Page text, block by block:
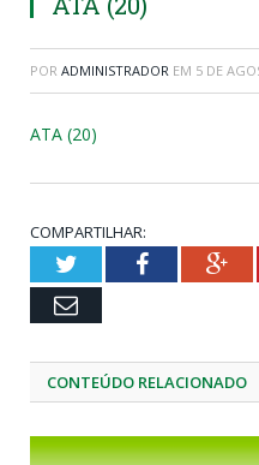
POR ADMINISTRADOR EM 5 DE
ATA (20)
COMPARTILHAR:
TwitterFacebook
Email
CONTEÚDO RELACIONADO